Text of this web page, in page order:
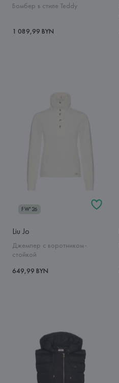
Бомбер в стиле Teddy
1 089,99 BYN
FW'26
Liu Jo
Джемпер с воротником-
стойкой
649,99 BYN